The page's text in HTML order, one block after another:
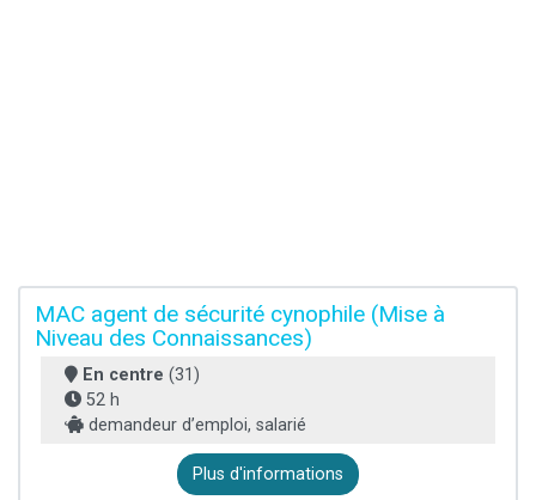
MAC agent de sécurité cynophile (Mise à
Niveau des Connaissances)
En centre (31)
52 h
demandeur d’emploi, salarié
Plus d'informations